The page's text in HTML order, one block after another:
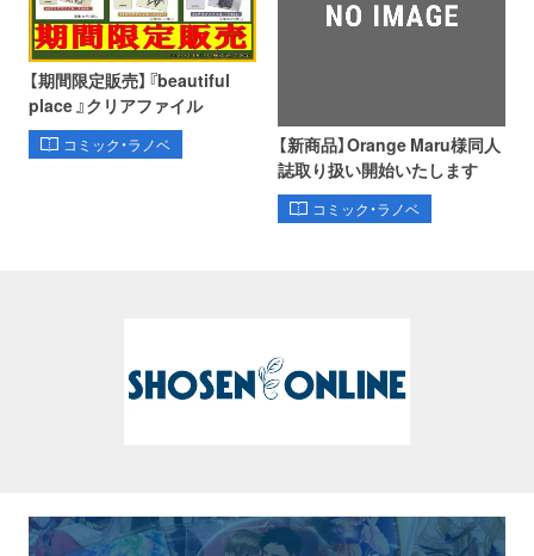
【期間限定販売】『beautiful
place 』クリアファイル
コミック・ラノベ
【新商品】Orange Maru様同人
誌取り扱い開始いたします
コミック・ラノベ